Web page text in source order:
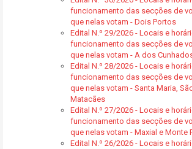
funcionamento das secções de
que nelas votam - Dois Portos
Edital N.º 29/2026 - Locais e
funcionamento das secções de
que nelas votam - A dos
Edital N.º 28/2026 - Locais e
funcionamento das secções de
que nelas votam - Santa Maria,
Matacães
Edital N.º 27/2026 - Locais e
funcionamento das secções de
que nelas votam - Maxial e Monte
Edital N.º 26/2026 - Locais e